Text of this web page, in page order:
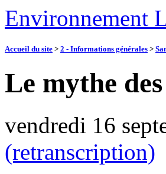
Environnement
Accueil du site > 2 - Informations générales >
Le mythe
vendredi 16
(retranscription)